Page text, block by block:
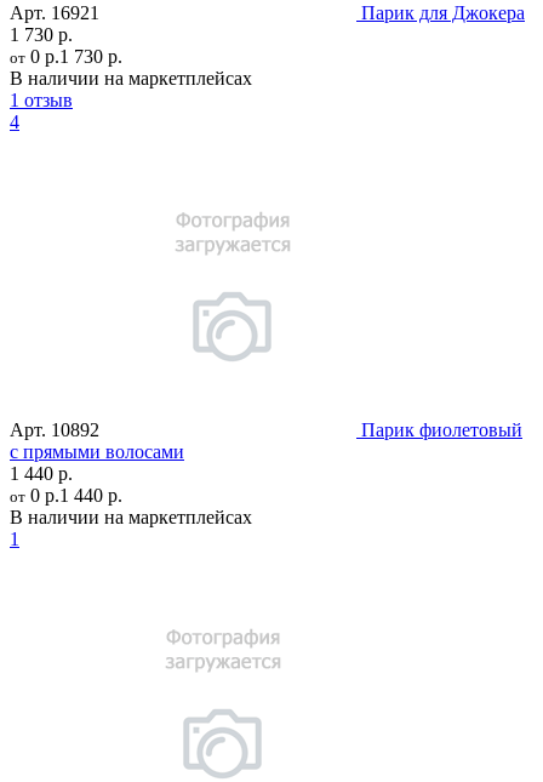
Арт. 16921
Парик для Джокера
1 730 р.
от 0 р.1 730 р.
В наличии на маркетплейсах
1 отзыв
4
Арт. 10892
Парик фиолетовый
с прямыми волосами
1 440 р.
от 0 р.1 440 р.
В наличии на маркетплейсах
1